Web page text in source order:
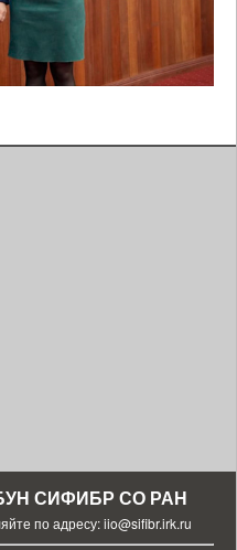
СИФИБР СО РАН
по адресу:iio@sifibr.irk.ru